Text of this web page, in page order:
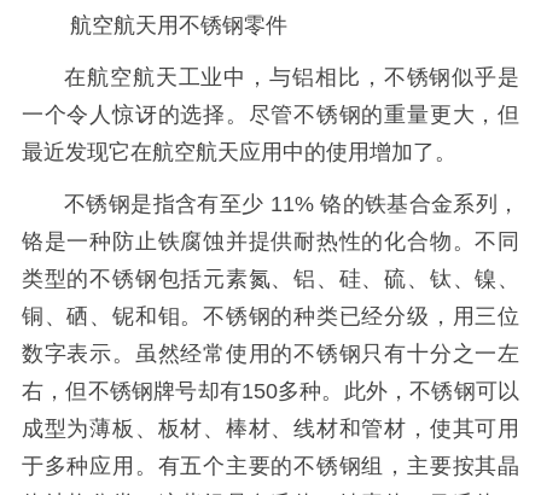
航空航天用不锈钢零件
在航空航天工业中，与铝相比，不锈钢似乎是
一个令人惊讶的选择。尽管不锈钢的重量更大，但
最近发现它在航空航天应用中的使用增加了。
不锈钢是指含有至少 11% 铬的铁基合金系列，
铬是一种防止铁腐蚀并提供耐热性的化合物。不同
类型的不锈钢包括元素氮、铝、硅、硫、钛、镍、
铜、硒、铌和钼。不锈钢的种类已经分级，用三位
数字表示。虽然经常使用的不锈钢只有十分之一左
右，但不锈钢牌号却有150多种。此外，不锈钢可以
成型为薄板、板材、棒材、线材和管材，使其可用
于多种应用。有五个主要的不锈钢组，主要按其晶